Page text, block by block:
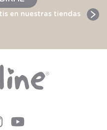
en nuestras tiendas